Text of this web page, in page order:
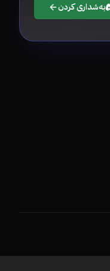
بەشداری کردن